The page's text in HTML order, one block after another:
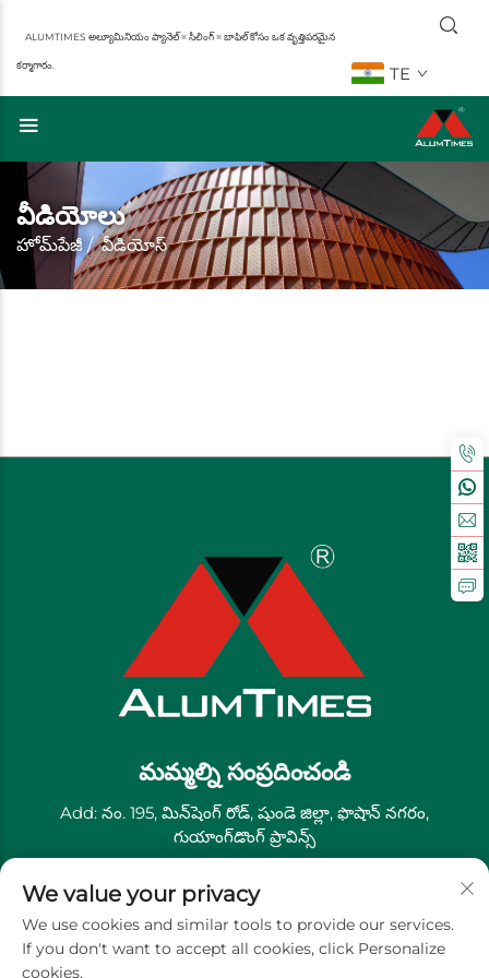
ALUMTIMES అల్యూమినియం ప్యానెల్ ※ సీలింగ్ ※ బాఫిల్ కోసం ఒక వృత్తిపరమైన
కర్మాగారం. TE
వీడియోలు
హోమ్‌పేజీ /వీడియోస్
మమ్మల్ని సంప్రదించండి
Add: నం. 195, మిన్‌షెంగ్ రోడ్, షుండె జిల్లా, ఫొషాన్ నగరం,
గుయాంగ్‌డొంగ్ ప్రావిన్స్
ఇమెయిల్ః [email protected]
We value your privacy
We use cookies and similar tools to provide our services.
If you don't want to accept all cookies, click Personalize
cookies.